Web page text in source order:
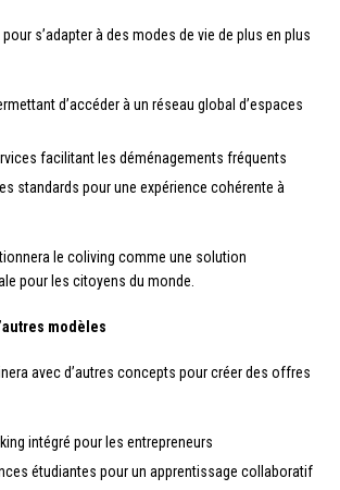
s’adapter à des modes de vie de plus en plus
d’accéder à un réseau global d’espaces
facilitant les déménagements fréquents
standards pour une expérience cohérente à
le coliving comme une solution
pour les citoyens du monde.
modèles
avec d’autres concepts pour créer des offres
intégré pour les entrepreneurs
étudiantes pour un apprentissage collaboratif